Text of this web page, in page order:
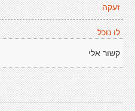
זעקה
לו נוכל
קשור אלי